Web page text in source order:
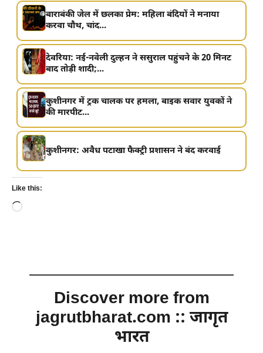
बाराबंकी जेल में छलका प्रेम: महिला बंदियों ने मनाया
करवा चौथ, चांद...
देवरिया: नई-नवेली दुल्हन ने ससुराल पहुंचने के 20 मिनट
बाद तोड़ी शादी;...
कुशीनगर में ट्रक चालक पर हमला, बाइक सवार युवकों ने
की मारपीट...
कुशीनगर: अवैध पटाखा फैक्ट्री प्रशासन ने बंद करवाई
Like this:
Loading…
Discover more from
jagrutbharat.com :: जागृत
भारत